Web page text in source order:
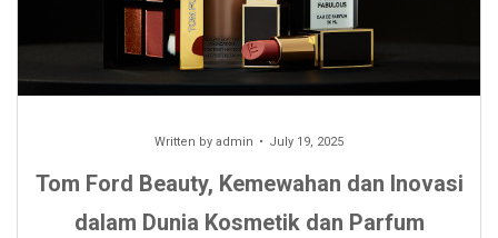
Written by admin July 19, 2025
Tom Ford Beauty, Kemewahan dan Inovasi
dalam Dunia Kosmetik dan Parfum